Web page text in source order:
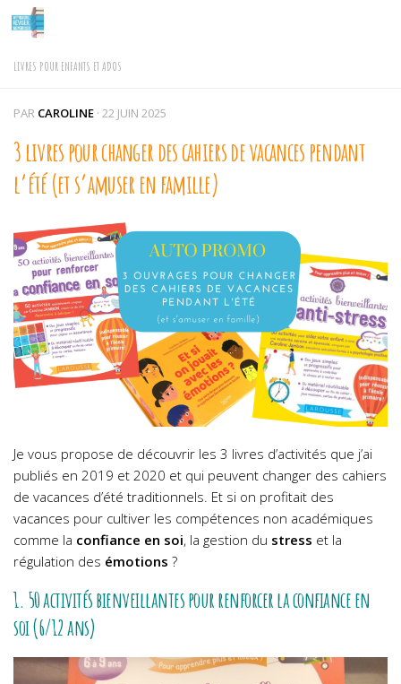
Skip to content
LIVRES POUR ENFANTS ET ADOS
PAR CAROLINE · 22 JUIN 2025
3 livres pour changer des cahiers de vacances pendant
l’été (et s’amuser en famille)
Je vous propose de découvrir les 3 livres d’activités que j’ai
publiés en 2019 et 2020 et qui peuvent changer des cahiers
de vacances d’été traditionnels. Et si on profitait des
vacances pour cultiver les compétences non académiques
comme la confiance en soi, la gestion du stress et la
régulation des émotions ?
1. 50 activités bienveillantes pour renforcer la confiance en
soi (6/12 ans)